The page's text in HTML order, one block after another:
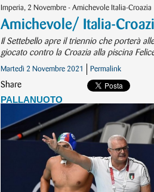
Imperia, 2 Novembre - Amichevole Italia-Croazia
Amichevole/ Italia-
Il Settebello apre il triennio che porterà
giocato contro la Croazia alla piscina
Martedì 2 Novembre 2021 Permalink
Share
PALLANUOTO